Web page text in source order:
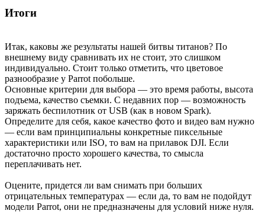
Итоги
Итак, каковы же результаты нашей битвы титанов? По
внешнему виду сравнивать их не стоит, это слишком
индивидуально. Стоит только отметить, что цветовое
разнообразие у Parrot побольше.
Основные критерии для выбора — это время работы, высота
подъема, качество съемки. С недавних пор — возможность
заряжать беспилотник от USB (как в новом Spark).
Определите для себя, какое качество фото и видео вам нужно
— если вам принципиальны конкретные пиксельные
характеристики или ISO, то вам на прилавок DJI. Если
достаточно просто хорошего качества, то смысла
переплачивать нет.
Оцените, придется ли вам снимать при больших
отрицательных температурах — если да, то вам не подойдут
модели Parrot, они не предназначены для условий ниже нуля.